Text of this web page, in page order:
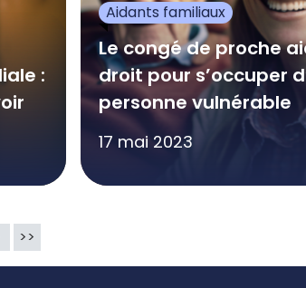
:
Aidants familiaux
Le congé de proche
droit pour s’occuper
personne vulnérable
17 mai 2023
>>